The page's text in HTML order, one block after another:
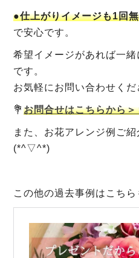
●仕上がりイメージも1回
で安心です。
希望イメージがあれば一
です。
お気軽にお問い合わせくだ
💐お問合せはこちらから＞
また、お花アレンジ例ご
(*^▽^*)
この他の過去事例はこち